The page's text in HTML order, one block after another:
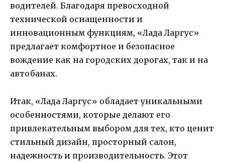
водителей. Благодаря превосходной
технической оснащенности и
инновационным функциям, «Лада Ларгус»
предлагает комфортное и безопасное
вождение как на городских дорогах, так и на
автобанах.
Итак, «Лада Ларгус» обладает уникальными
особенностями, которые делают его
привлекательным выбором для тех, кто ценит
стильный дизайн, просторный салон,
надежность и производительность. Этот